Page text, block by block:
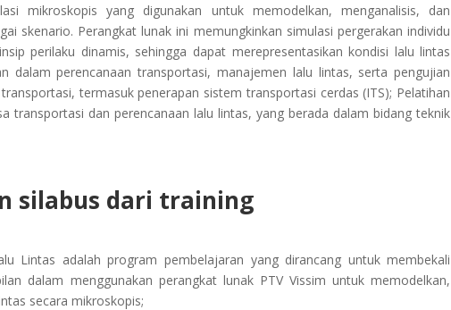
mikroskopis yang digunakan untuk memodelkan, menganalisis, dan
skenario. Perangkat lunak ini memungkinkan simulasi pergerakan individu
perilaku dinamis, sehingga dapat merepresentasikan kondisi lalu lintas
dalam perencanaan transportasi, manajemen lalu lintas, serta pengujian
termasuk penerapan sistem transportasi cerdas (ITS); Pelatihan
transportasi dan perencanaan lalu lintas, yang berada dalam bidang teknik
silabus dari training
Lintas adalah program pembelajaran yang dirancang untuk membekali
dalam menggunakan perangkat lunak PTV Vissim untuk memodelkan,
secara mikroskopis;